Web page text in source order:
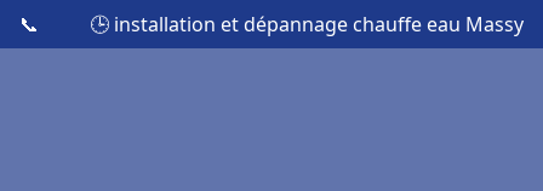
📞 🕒 installation et dépannage chauffe eau Massy